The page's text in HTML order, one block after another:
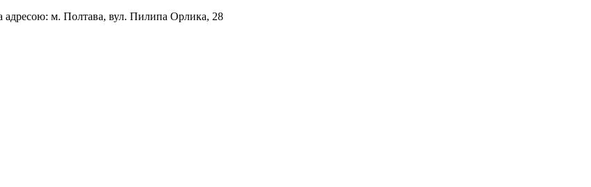
адресою: м. Полтава, вул. Пилипа Орлика, 28